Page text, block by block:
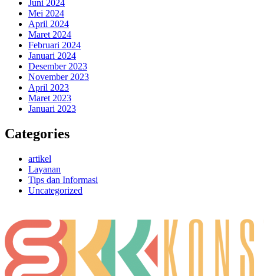
Juni 2024
Mei 2024
April 2024
Maret 2024
Februari 2024
Januari 2024
Desember 2023
November 2023
April 2023
Maret 2023
Januari 2023
Categories
artikel
Layanan
Tips dan Informasi
Uncategorized